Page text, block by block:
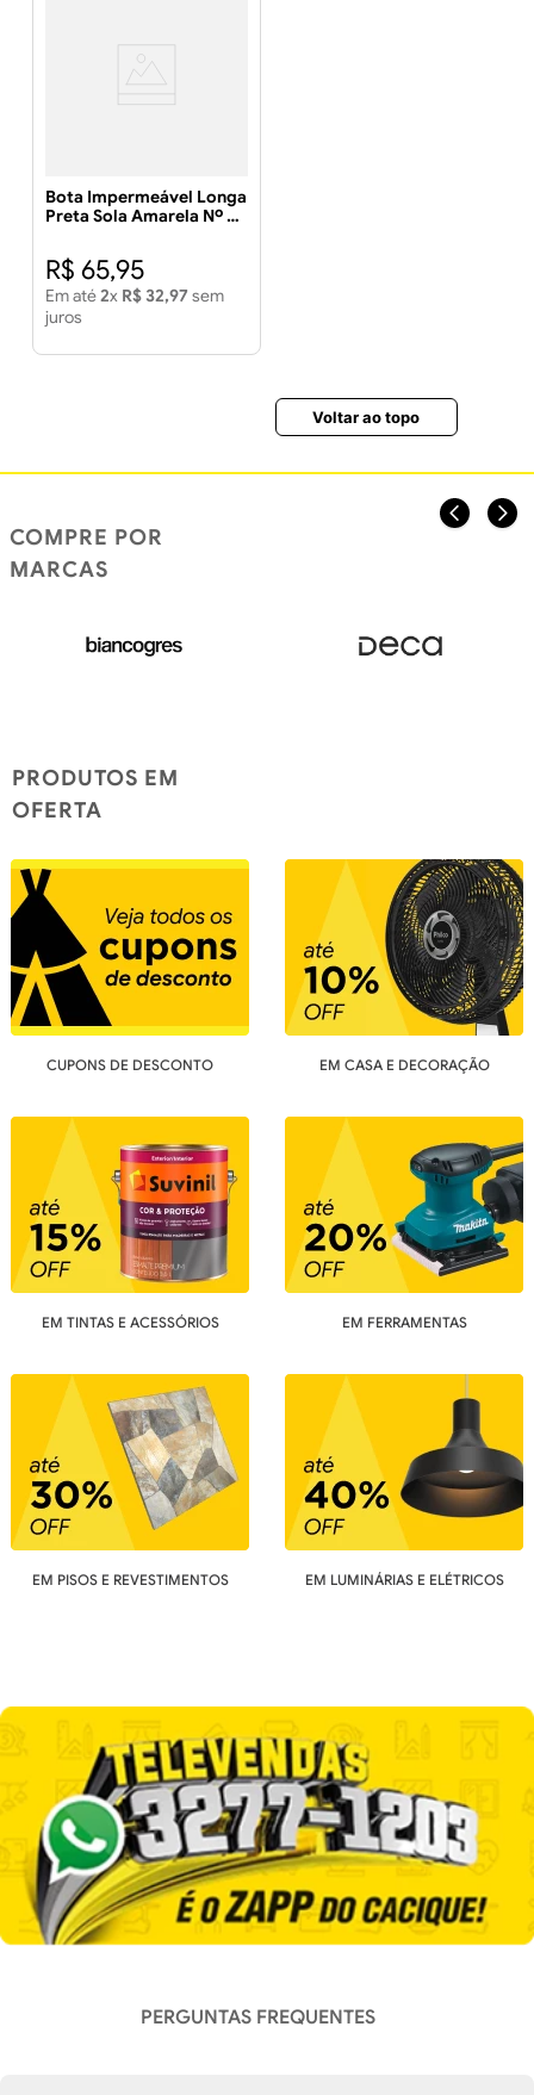
Bota Impermeável Longa
Preta Sola Amarela Nº 42
R$ 65,95
Em até2x R$ 32,97 sem
juros
Voltar ao topo
COMPRE POR
MARCAS
PRODUTOS EM
OFERTA
CUPONS DE DESCONTO EM CASA E DECORAÇÃO
EM TINTAS E ACESSÓRIOS EM FERRAMENTAS
EM PISOS E REVESTIMENTOS EM LUMINÁRIAS E ELÉTRICOS
PERGUNTAS FREQUENTES